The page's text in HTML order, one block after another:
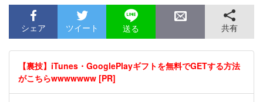
シェア ツイート 送る 共有
【裏技】iTunes・GooglePlayギフトを無料でGETする方法
がこちらwwwwwww [PR]